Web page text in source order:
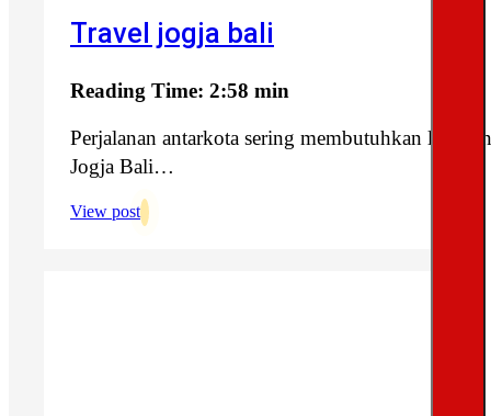
Travel jogja bali
Reading Time: 2:58 min
Perjalanan antarkota sering membutuhkan
Jogja Bali…
View post